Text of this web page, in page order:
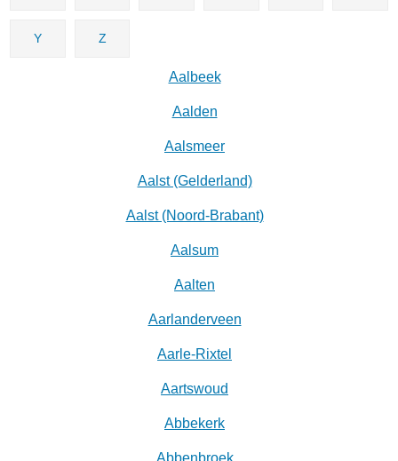
Y Z
Aalbeek
Aalden
Aalsmeer
Aalst (Gelderland)
Aalst (Noord-Brabant)
Aalsum
Aalten
Aarlanderveen
Aarle-Rixtel
Aartswoud
Abbekerk